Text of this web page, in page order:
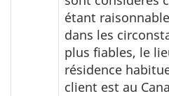
étant
dans les
plus fiables, le
résidence
client est au